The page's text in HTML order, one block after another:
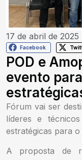
17 de abril de 2025
Facebook
POD e
evento
Fórum vai ser
líderes e
estratégicas para
A proposta de